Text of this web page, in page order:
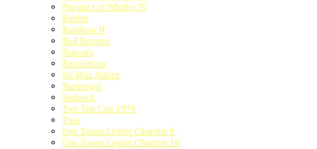
Prospect of Whitby IV
Rabbit
Rainbow II
Red Rooster
Samsara
Revolution
Sir Max Aitken
Stormogel
Sudpack
Two Ton Cup 1976
Tina
Une Tonne Légère Chapitre 9
Une Tonne Légère Chapitre 10